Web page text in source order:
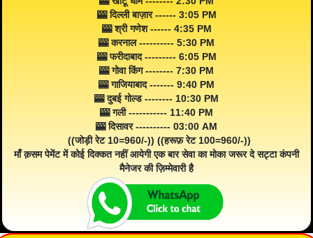
🎰 दिल्ली बाज़ार ------ 3:05 PM
🎰 श्री गणेश ------ 4:35 PM
🎰 करनाल ---------- 5:30 PM
🎰 फरीदाबाद --------- 6:05 PM
🎰 गोवा किंग -------- 7:30 PM
🎰 गाजियाबाद ------- 9:40 PM
🎰 दुबई गोल्ड -------- 10:30 PM
🎰 गली ----------- 11:40 PM
🎰 दिसावर ---------- 03:00 AM
((जोड़ी रेट 10=960/-)) ((हरूफ़ रेट 100=960/-))
माँ क़सम पेमेंट में कोई दिक्कत नहीं आयेगी एक बार सेवा का मोका जरूर दे सट्टा कंपनी
मैनेजर की ज़िम्मेवारी है